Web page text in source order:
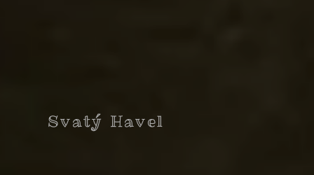
Svatý Havel